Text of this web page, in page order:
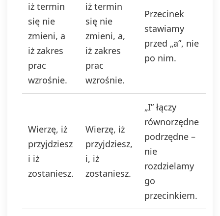
iż termin
się nie
zmieni, a
iż zakres
prac
wzrośnie.
iż termin
się nie
zmieni, a,
iż zakres
prac
wzrośnie.
Przecinek
stawiamy
przed „a”, nie
po nim.
Wierzę, iż
przyjdziesz
i iż
zostaniesz.
Wierzę, iż
przyjdziesz,
i, iż
zostaniesz.
„I” łączy
równorzędne
podrzędne –
nie
rozdzielamy
go
przecinkiem.